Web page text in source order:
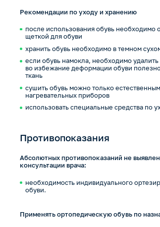
Рекомендации по уходу и хранению
после использования обувь необходимо
щеткой для обуви
хранить обувь необходимо в темном
если обувь намокла, необходимо
во избежание деформации обуви
ткань
сушить обувь можно только
нагревательных приборов
использовать специальные средства по
Противопоказания
Абсолютных противопоказаний не
консультации врача:
необходимость индивидуального
обуви.
Применять ортопедическую обувь по